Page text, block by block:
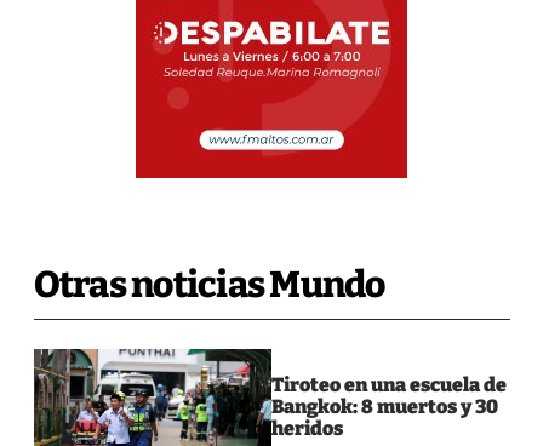
Otras noticias Mundo
Tiroteo en una escuela de
Bangkok: 8 muertos y 30
heridos